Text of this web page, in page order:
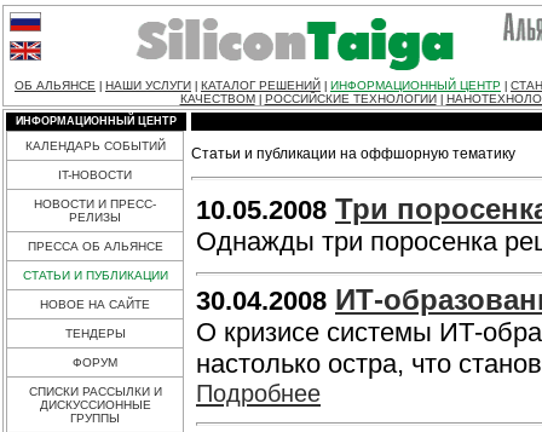
ОБ АЛЬЯНСЕ НАШИ УСЛУГИ КАТАЛОГ РЕШЕНИЙ ИНФОРМАЦИОННЫЙ ЦЕНТР
КАЧЕСТВОМ
РОССИЙСКИЕ ТЕХНОЛОГИИ
ИНФОРМАЦИОННЫЙ ЦЕНТР
КАЛЕНДАРЬ СОБЫТИЙ
IT-НОВОСТИ
НОВОСТИ И ПРЕСС-
РЕЛИЗЫ
ПРЕССА ОБ АЛЬЯНСЕ
СТАТЬИ И ПУБЛИКАЦИИ
НОВОЕ НА САЙТЕ
ТЕНДЕРЫ
ФОРУМ
СПИСКИ РАССЫЛКИ И
ДИСКУССИОННЫЕ
ГРУППЫ
Статьи и публикации на оффшорную тематику
10.05.2008 Три
Однажды три поросенка
30.04.2008 ИТ-
О кризисе системы ИТ-
настолько остра, что
Подробнее